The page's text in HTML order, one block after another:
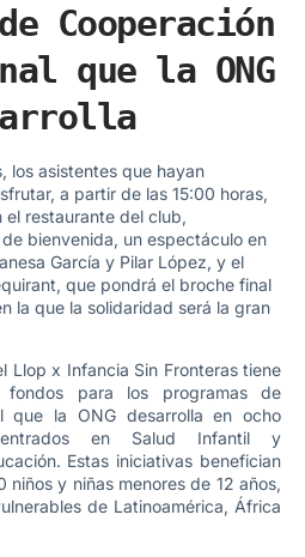
Cooperación
que la ONG
los asistentes que hayan
a partir de las 15:00 horas,
el restaurante del club,
bienvenida, un espectáculo en
García y Pilar López, y el
que pondrá el broche final
la que la solidaridad será la gran
Llop x Infancia Sin Fronteras tiene
fondos para los programas de
que la ONG desarrolla en ocho
en Salud Infantil y
Estas iniciativas benefician
y niñas menores de 12 años,
de Latinoamérica, África